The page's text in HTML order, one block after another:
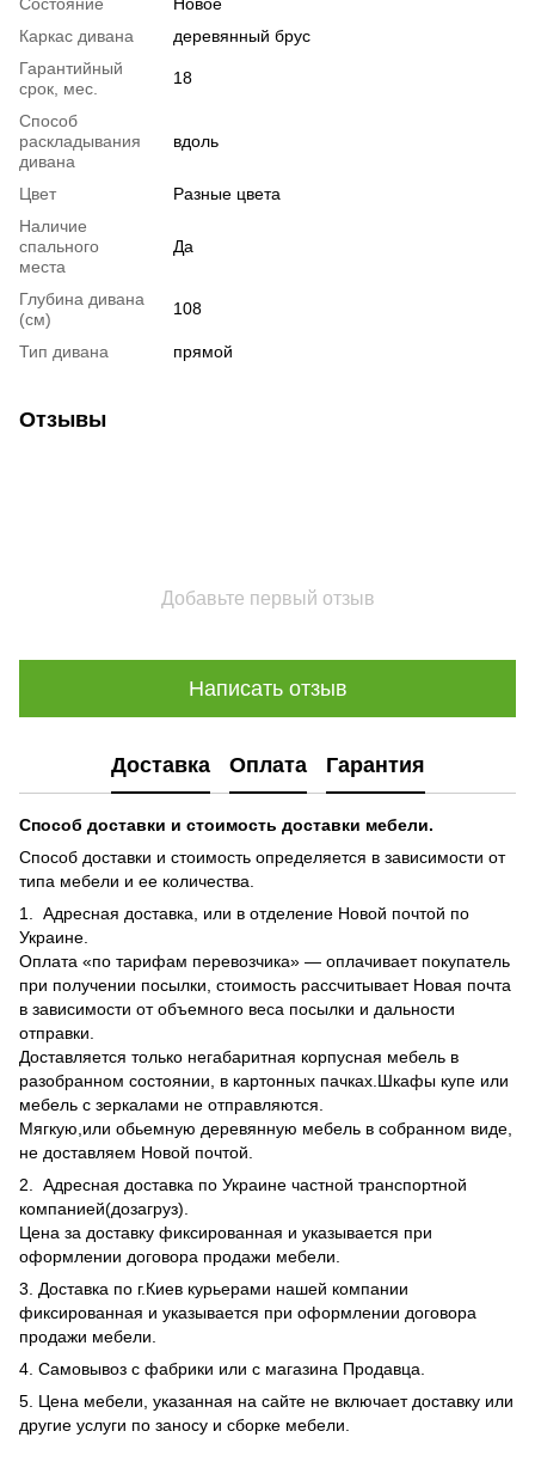
Каркас дивана
деревянный брус
Гарантийный
срок, мес.
18
Способ
раскладывания
дивана
вдоль
Цвет
Разные цвета
Наличие
спального
места
Да
Глубина дивана
(см)
108
Тип дивана прямой
Отзывы
Добавьте первый отзыв
Написать отзыв
Доставка Оплата Гарантия
Способ доставки и стоимость доставки мебели.
Способ доставки и стоимость определяется в зависимости от
типа мебели и ее количества.
1. Адресная доставка, или в отделение Новой почтой по
Украине.
Оплата «по тарифам перевозчика» — оплачивает покупатель
при получении посылки, стоимость рассчитывает Новая почта
в зависимости от объемного веса посылки и дальности
отправки.
Доставляется только негабаритная корпусная мебель в
разобранном состоянии, в картонных пачках.Шкафы купе или
мебель с зеркалами не отправляются.
Мягкую,или обьемную деревянную мебель в собранном виде,
не доставляем Новой почтой.
2. Адресная доставка по Украине частной транспортной
компанией(дозагруз).
Цена за доставку фиксированная и указывается при
оформлении договора продажи мебели.
3. Доставка по г.Киев курьерами нашей компании
фиксированная и указывается при оформлении договора
продажи мебели.
4. Самовывоз с фабрики или с магазина Продавца.
5. Цена мебели, указанная на сайте не включает доставку или
другие услуги по заносу и сборке мебели.